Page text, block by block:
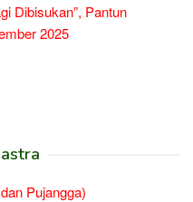
Dibisukan”, Pantun
2025
Pujangga)